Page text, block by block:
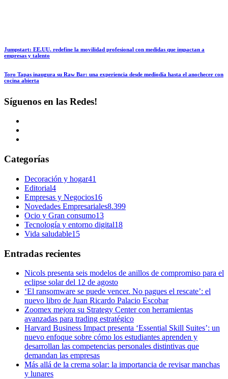
Jumpstart: EE.UU. redefine la movilidad profesional con medidas que impactan a
empresas y talento
Toro Tapas inaugura su Raw Bar: una experiencia desde mediodía hasta el anochecer con
cocina abierta
Síguenos en las Redes!
Categorías
Decoración y hogar41
Editorial4
Empresas y Negocios16
Novedades Empresariales8.399
Ocio y Gran consumo13
Tecnología y entorno digital18
Vida saludable15
Entradas recientes
Nicols presenta seis modelos de anillos de compromiso para el
eclipse solar del 12 de agosto
‘El ransomware se puede vencer. No pagues el rescate’: el
nuevo libro de Juan Ricardo Palacio Escobar
Zoomex mejora su Strategy Center con herramientas
avanzadas para trading estratégico
Harvard Business Impact presenta ‘Essential Skill Suites’: un
nuevo enfoque sobre cómo los estudiantes aprenden y
desarrollan las competencias personales distintivas que
demandan las empresas
Más allá de la crema solar: la importancia de revisar manchas
y lunares